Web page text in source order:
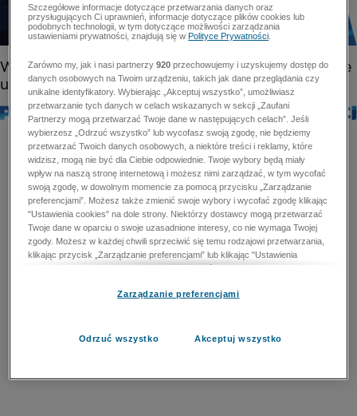
Szczegółowe informacje dotyczące przetwarzania danych oraz
przysługujących Ci uprawnień, informacje dotyczące plików cookies lub
podobnych technologii, w tym dotyczące możliwości zarządzania
ustawieniami prywatności, znajdują się wPolityce Prywatności
Zarówno my, jak i nasi partnerzy920 przechowujemy i uzyskujemy dostęp do
danych osobowych na Twoim urządzeniu, takich jak dane przeglądania czy
unikalne identyfikatory. Wybierając „Akceptuj wszystko”, umożliwiasz
przetwarzanie tych danych w celach wskazanych w sekcji „Zaufani
Partnerzy mogą przetwarzać Twoje dane w następujących celach”. Jeśli
wybierzesz „Odrzuć wszystko” lub wycofasz swoją zgodę, nie będziemy
przetwarzać Twoich danych osobowych, a niektóre treści i reklamy, które
widzisz, mogą nie być dla Ciebie odpowiednie. Twoje wybory będą miały
wpływ na naszą stronę internetową i możesz nimi zarządzać, w tym wycofać
swoją zgodę, w dowolnym momencie za pomocą przycisku „Zarządzanie
preferencjami”. Możesz także zmienić swoje wybory i wycofać zgodę klikając
"Ustawienia cookies" na dole strony. Niektórzy dostawcy mogą przetwarzać
Twoje dane w oparciu o swoje uzasadnione interesy, co nie wymaga Twojej
zgody. Możesz w każdej chwili sprzeciwić się temu rodzajowi przetwarzania,
klikając przycisk „Zarządzanie preferencjami” lub klikając "Ustawienia
cookies" na dole strony. Nie możesz sprzeciwić się przetwarzaniu przez
zapobiegania oszustwom i naprawiania błędów, a w tym celu mogą zostać
przetwarzaniu danych osobowych w celu dostarczania i prezentacji reklam i
Zarządzanie preferencjami
Odrzuć wszystko Akceptuj wszystko